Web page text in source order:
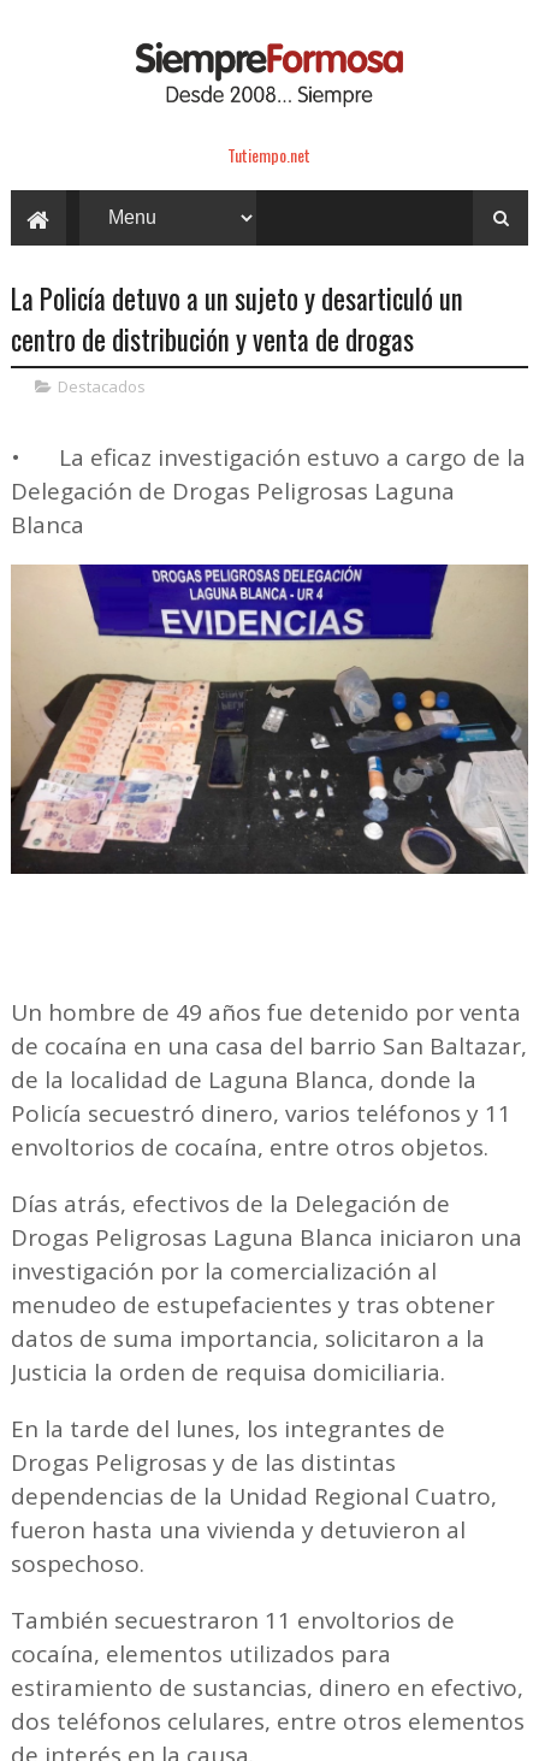
Tutiempo.net
La Policía detuvo a un sujeto y desarticuló un
centro de distribución y venta de drogas
Destacados
•
La eficaz investigación estuvo a cargo de la
Delegación de Drogas Peligrosas Laguna
Blanca
Un hombre de 49 años fue detenido por venta
de cocaína en una casa del barrio San Baltazar,
de la localidad de Laguna Blanca, donde la
Policía secuestró dinero, varios teléfonos y 11
envoltorios de cocaína, entre otros objetos.
Días atrás, efectivos de la Delegación de
Drogas Peligrosas Laguna Blanca iniciaron una
investigación por la comercialización al
menudeo de estupefacientes y tras obtener
datos de suma importancia, solicitaron a la
Justicia la orden de requisa domiciliaria.
En la tarde del lunes, los integrantes de
Drogas Peligrosas y de las distintas
dependencias de la Unidad Regional Cuatro,
fueron hasta una vivienda y detuvieron al
sospechoso.
También secuestraron 11 envoltorios de
cocaína, elementos utilizados para
estiramiento de sustancias, dinero en efectivo,
dos teléfonos celulares, entre otros elementos
de interés en la causa.